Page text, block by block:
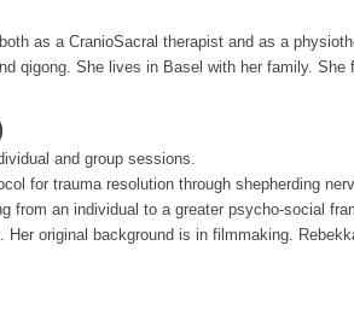
as a CranioSacral therapist and as a
qigong. She lives in Basel with her family. She
and group sessions.
for trauma resolution through shepherding
from an individual to a greater psycho-social
original background is in filmmaking.